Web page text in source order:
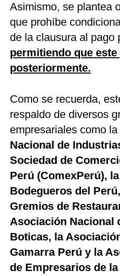
Asimismo, se plantea
que prohíbe
de la clausura al pago
permitiendo que
posteriormente.
Como se recuerda,
respaldo de diversos
empresariales como la
Nacional de
Sociedad de
Perú (ComexPerú),
Bodegueros del
Gremios de
Asociación Nacional
Boticas, la
Gamarra Perú y la
de Empresarios de